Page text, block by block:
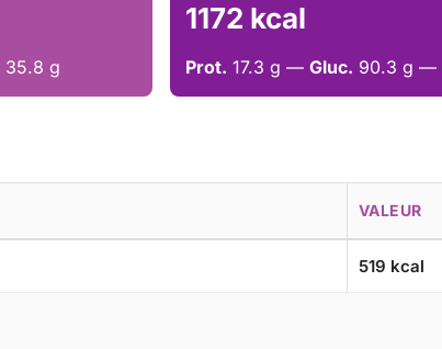
35.8 g
1172 kcal
Prot. 17.3 g —Gluc. 90.3 g —
VALEUR
519 kcal